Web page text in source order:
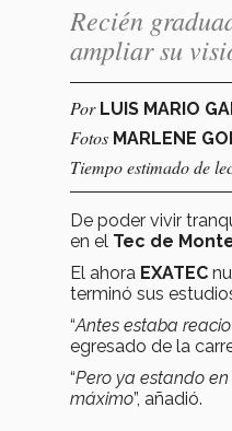
Recién
ampliar su
Por LUIS MARIO
Fotos MARLENE
Tiempo estimado de
De poder vivir
en el Tec de
El ahora EXATEC
terminó sus
“Antes estaba
egresado de la
“Pero ya estando
máximo”, añadió.